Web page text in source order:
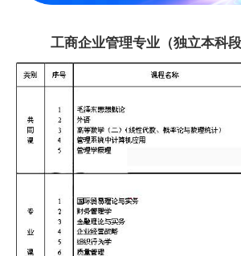
工商企业管理专业（独立本科段